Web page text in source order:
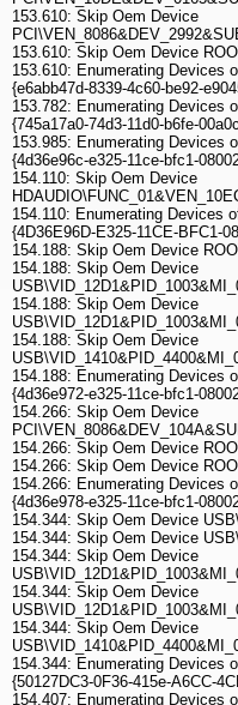
153.610: Skip Oem Device
153.610: Skip Oem Device
153.610: Enumerating Devices
{e6abb47d-8339-4c60-be92-
153.782: Enumerating Devices
{745a17a0-74d3-11d0-b6fe-
153.985: Enumerating Devices
{4d36e96c-e325-11ce-bfc1-
154.110: Skip Oem Device
154.110: Enumerating Devices
{4D36E96D-E325-11CE-BFC1-
154.188: Skip Oem Device
154.188: Skip Oem Device
154.188: Skip Oem Device
154.188: Skip Oem Device
154.188: Enumerating Devices
{4d36e972-e325-11ce-bfc1-
154.266: Skip Oem Device
154.266: Skip Oem Device
154.266: Skip Oem Device
154.266: Enumerating Devices
{4d36e978-e325-11ce-bfc1-
154.344: Skip Oem Device
154.344: Skip Oem Device
154.344: Skip Oem Device
154.344: Skip Oem Device
154.344: Skip Oem Device
154.344: Enumerating Devices
{50127DC3-0F36-415e-A6CC-
154.407: Enumerating Devices